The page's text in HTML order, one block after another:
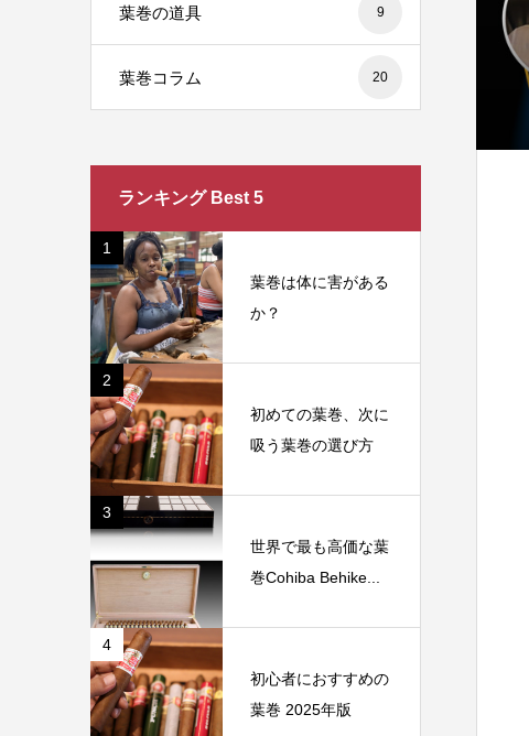
葉巻の道具 9
葉巻コラム 20
ランキング Best 5
1
葉巻は体に害がある
か？
2
初めての葉巻、次に
吸う葉巻の選び方
3
世界で最も高価な葉
巻Cohiba Behike...
4
初心者におすすめの
葉巻 2025年版